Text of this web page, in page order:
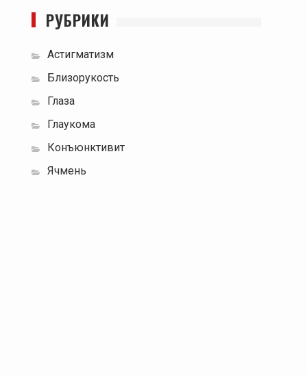
РУБРИКИ
Астигматизм
Близорукость
Глаза
Глаукома
Конъюнктивит
Ячмень